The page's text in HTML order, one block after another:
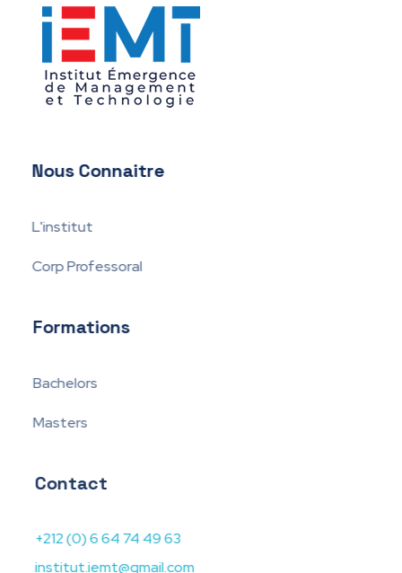
Nous Connaitre
L'institut
Corp Professoral
Formations
Bachelors
Masters
Contact
+212 (0) 6 64 74 49 63
institut.iemt@gmail.com